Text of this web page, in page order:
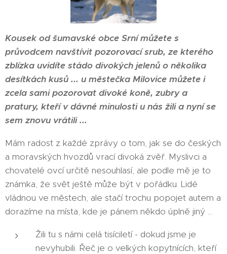
Kousek od šumavské obce Srní můžete s
průvodcem navštívit pozorovací srub, ze kterého
zblízka uvidíte stádo divokých jelenů o několika
desítkách kusů ... u městečka Milovice můžete i
zcela sami pozorovat divoké koně, zubry a
pratury, kteří v dávné minulosti u nás žili a nyní se
sem znovu vrátili ...
Mám radost z každé zprávy o tom, jak se do českých
a moravských hvozdů vrací divoká zvěř. Myslivci a
chovatelé ovcí určitě nesouhlasí, ale podle mě je to
známka, že svět ještě může být v pořádku. Lidé
vládnou ve městech, ale stačí trochu popojet autem a
dorazíme na místa, kde je pánem někdo úplně jiný ...
Žili tu s námi celá tisíciletí - dokud jsme je
nevyhubili. Řeč je o velkých kopytnících, kteří